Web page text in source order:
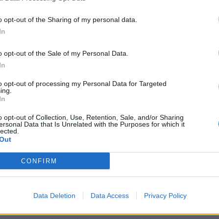
opt-out of the Sharing of my personal data.
opt-out of the Sale of my Personal Data.
opt-out of processing my Personal Data for Targeted
opt-out of Collection, Use, Retention, Sale, and/or Sharing
Data that Is Unrelated with the Purposes for which it
CONFIRM
Data Deletion Data Access Privacy Policy
να πλήξουν θέσεις και κρησφύγετα των
του… Αφγανιστάν. Όσο για τους
ότι θα απαντήσουν εάν δεχθούν
θέση εμφατικά στο πλευρό του
εκπροσώπου του Στέιτ Ντιπάρτμεντ, Νεντ
πακιστανικές δυνάμεις ενάντια στις
στρατιωτικοί πραγματοποίησαν
στο πλαίσιο της οποίας επισκέφθηκαν και
όπως σημειώνουν οι αναλυτές του
τους το τελευταίο διάστημα, υπό το